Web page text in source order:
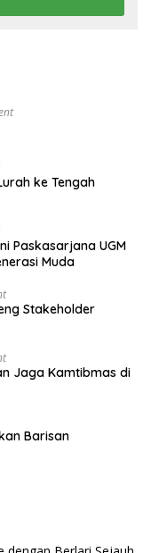
ke Tengah
Paskasarjana UGM
Muda
Stakeholder
Jaga Kamtibmas di
Barisan